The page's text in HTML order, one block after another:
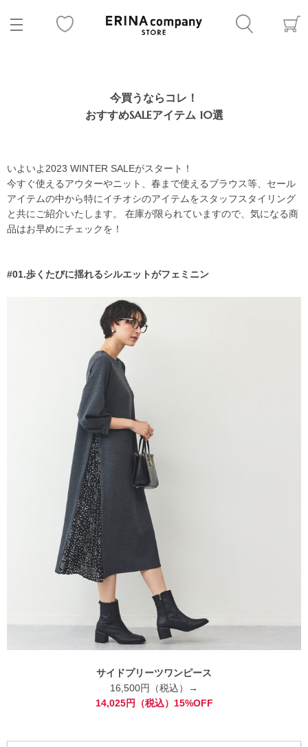
今買うならコレ！
おすすめSALEアイテム 10選
いよいよ2023 WINTER SALEがスタート！
今すぐ使えるアウターやニット、春まで使えるブラウス等、セール
アイテムの中から特にイチオシのアイテムをスタッフスタイリング
と共にご紹介いたします。 在庫が限られていますので、気になる商
品はお早めにチェックを！
#01.歩くたびに揺れるシルエットがフェミニン
サイドプリーツワンピース
16,500円（税込）→
14,025円（税込）15%OFF